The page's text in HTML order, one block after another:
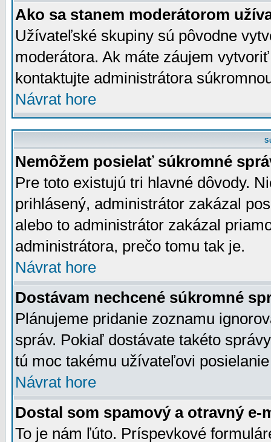
Ako sa stanem moderátorom
Užívateľské skupiny sú pôvodne
moderátora. Ak máte záujem
kontaktujte administrátora
Návrat hore
Nemôžem posielať súkromné
Pre toto existujú tri hlavné dôvody.
prihlásený, administrátor zakázal
alebo to administrátor zakázal
administrátora, prečo tomu tak je.
Návrat hore
Dostávam nechcené súkromné
Plánujeme pridanie zoznamu
správ. Pokiaľ dostávate takéto
tú moc takému užívateľovi
Návrat hore
Dostal som spamový a otravný e-
To je nám ľúto. Príspevkové